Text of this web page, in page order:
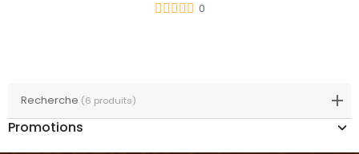
Recherche (6 produits)
Promotions
0